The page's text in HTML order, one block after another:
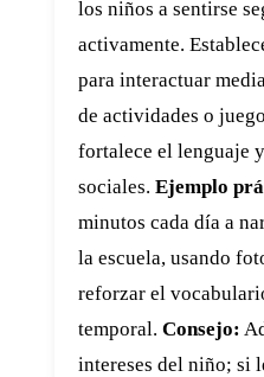
los niños a sentirse
activamente.
para interactuar
de actividades o
fortalece el lenguaje
sociales. Ejemplo
minutos cada día a
la escuela, usando
reforzar el
temporal. Consejo:
intereses del niño; si